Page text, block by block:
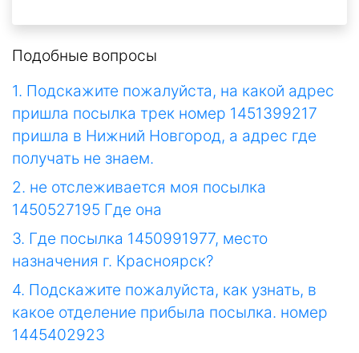
Подобные вопросы
1. Подскажите пожалуйста, на какой адрес
пришла посылка трек номер 1451399217
пришла в Нижний Новгород, а адрес где
получать не знаем.
2. не отслеживается моя посылка
1450527195 Где она
3. Где посылка 1450991977, место
назначения г. Красноярск?
4. Подскажите пожалуйста, как узнать, в
какое отделение прибыла посылка. номер
1445402923